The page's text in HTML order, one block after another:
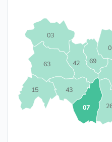
03
07
15
42
43
63
69